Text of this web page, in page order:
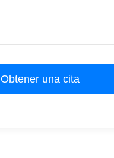
Obtener una cita